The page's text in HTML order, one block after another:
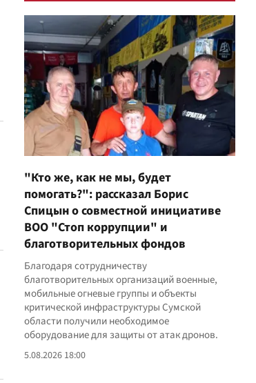
"Кто же, как не мы, будет
помогать?": рассказал Борис
Спицын о совместной инициативе
ВОО "Стоп коррупции" и
благотворительных фондов
Благодаря сотрудничеству
благотворительных организаций военные,
мобильные огневые группы и объекты
критической инфраструктуры Сумской
области получили необходимое
оборудование для защиты от атак дронов.
5.08.2026 18:00